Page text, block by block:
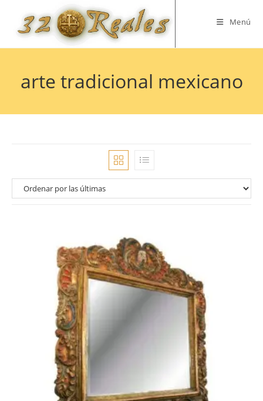
contenido
Menú
arte tradicional mexicano